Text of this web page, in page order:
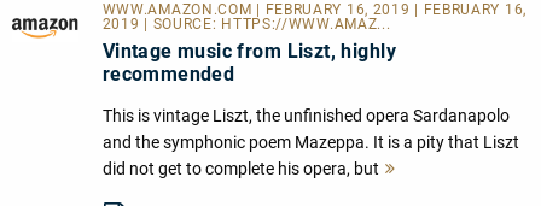
WWW.AMAZON.COM | FEBRUARY 16, 2019 | FEBRUARY 16,
2019 | SOURCE: HTTPS://WWW.AMAZ...
Vintage music from Liszt, highly
recommended
This is vintage Liszt, the unfinished opera Sardanapolo
and the symphonic poem Mazeppa. It is a pity that Liszt
did not get to complete his opera, but